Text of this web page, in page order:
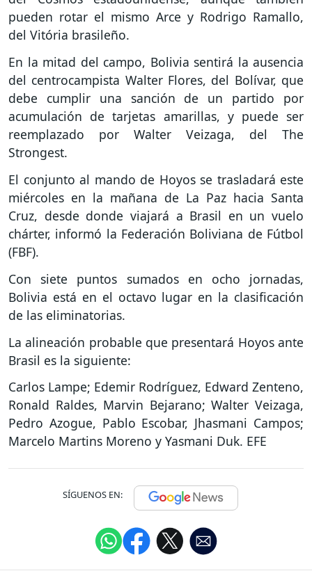
pueden rotar el mismo Arce y Rodrigo Ramallo,
del Vitória brasileño.
En la mitad del campo, Bolivia sentirá la ausencia
del centrocampista Walter Flores, del Bolívar, que
debe cumplir una sanción de un partido por
acumulación de tarjetas amarillas, y puede ser
reemplazado por Walter Veizaga, del The
Strongest.
El conjunto al mando de Hoyos se trasladará este
miércoles en la mañana de La Paz hacia Santa
Cruz, desde donde viajará a Brasil en un vuelo
chárter, informó la Federación Boliviana de Fútbol
(FBF).
Con siete puntos sumados en ocho jornadas,
Bolivia está en el octavo lugar en la clasificación
de las eliminatorias.
La alineación probable que presentará Hoyos ante
Brasil es la siguiente:
Carlos Lampe; Edemir Rodríguez, Edward Zenteno,
Ronald Raldes, Marvin Bejarano; Walter Veizaga,
Pedro Azogue, Pablo Escobar, Jhasmani Campos;
Marcelo Martins Moreno y Yasmani Duk. EFE
SÍGUENOS EN: